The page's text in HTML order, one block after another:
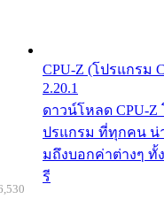
CPU-Z (โปรแกรม
2.20.1
ดาวน์โหลด CPU-Z
ปรแกรม ที่ทุกคน น่า
มถึงบอกค่าต่างๆ ทั้
รี